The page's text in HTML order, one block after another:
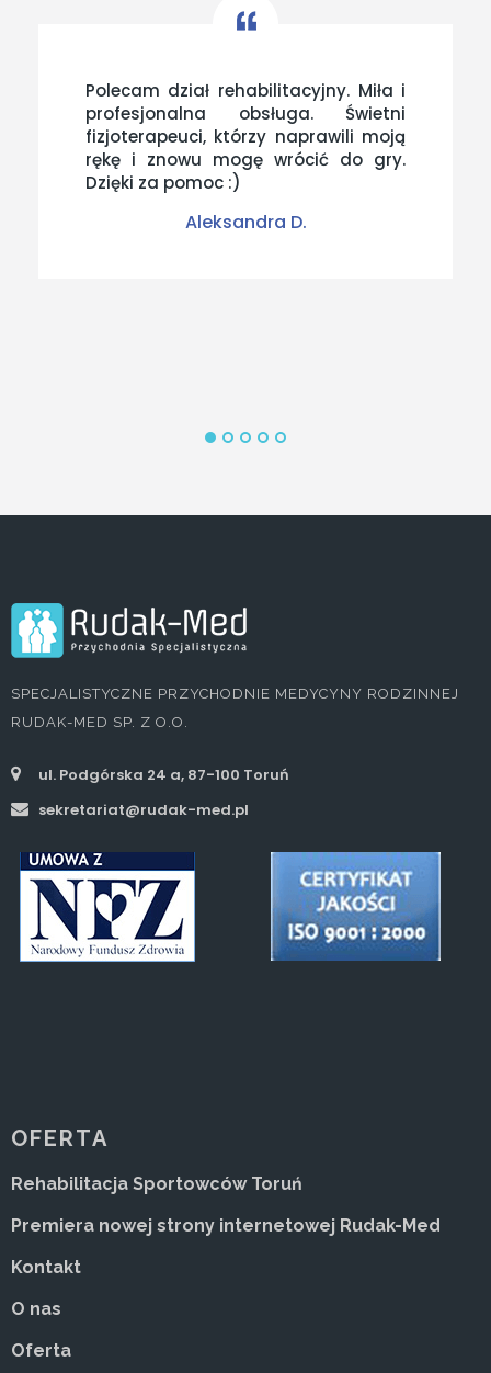
Polecam dział rehabilitacyjny. Miła i
profesjonalna obsługa. Świetni
fizjoterapeuci, którzy naprawili moją
rękę i znowu mogę wrócić do gry.
Dzięki za pomoc :)
Aleksandra D.
SPECJALISTYCZNE PRZYCHODNIE MEDYCYNY RODZINNEJ
RUDAK-MED SP. Z O.O.
ul. Podgórska 24 a, 87-100 Toruń
sekretariat@rudak-med.pl
OFERTA
Rehabilitacja Sportowców Toruń
Premiera nowej strony internetowej Rudak-Med
Kontakt
O nas
Oferta